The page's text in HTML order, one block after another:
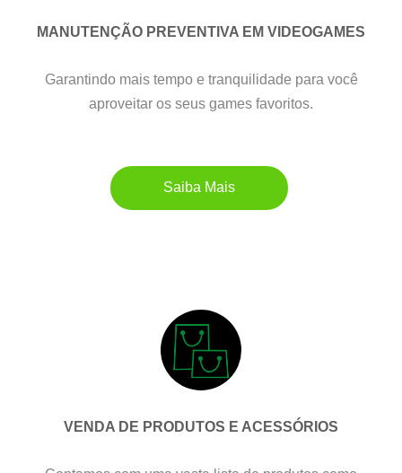
MANUTENÇÃO PREVENTIVA EM VIDEOGAMES
Garantindo mais tempo e tranquilidade para você
aproveitar os seus games favoritos.
Saiba Mais
VENDA DE PRODUTOS E ACESSÓRIOS